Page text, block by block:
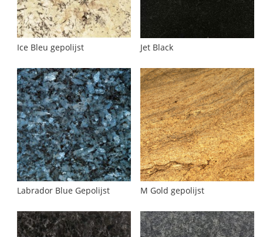
Ice Bleu gepolijst Jet Black
Labrador Blue Gepolijst M Gold gepolijst